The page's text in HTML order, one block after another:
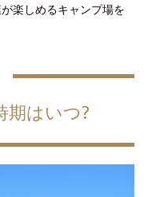
楽しめるキャンプ場を
期はいつ?